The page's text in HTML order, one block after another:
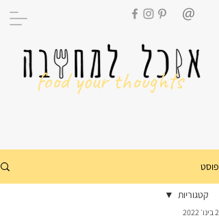
food your thoughts
פוסט
קטגוריות
2 בינו׳ 2022